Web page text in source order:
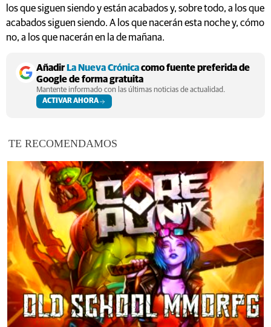
los que siguen siendo y están acabados y, sobre todo, a los que
acabados siguen siendo. A los que nacerán esta noche y, cómo
no, a los que nacerán en la de mañana.
Añadir La Nueva Crónicacomo fuente preferida de
Google de forma gratuita
Mantente informado con las últimas noticias de actualidad.
ACTIVAR AHORA
TE RECOMENDAMOS